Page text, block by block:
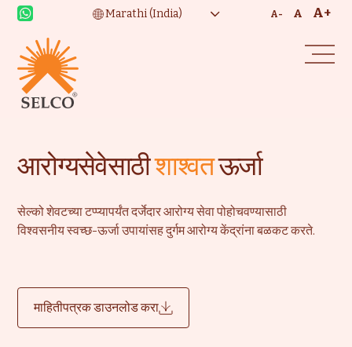
A- A A+
आरोग्यसेवेसाठीशाश्वतऊर्जा
सेल्को शेवटच्या टप्प्यापर्यंत दर्जेदार आरोग्य सेवा पोहोचवण्यासाठी
विश्वसनीय स्वच्छ-ऊर्जा उपायांसह दुर्गम आरोग्य केंद्रांना बळकट करते.
माहितीपत्रक डाउनलोड करा